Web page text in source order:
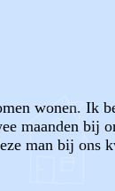
wonen. Ik
maanden bij
man bij ons